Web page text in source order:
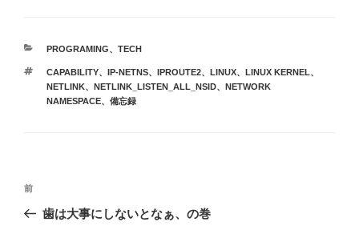
カ
ゴ
リ
ー
PROGRAMING、 TECH
タ
グ
CAPABILITY、 IP-NETNS、 IPROUTE2、 LINUX、 LINUX KERNEL、
NETLINK、 NETLINK_LISTEN_ALL_NSID、 NETWORK
NAMESPACE、 備忘録
投
ナ
前
の
前
歯は大事にしないとなぁ、の巻